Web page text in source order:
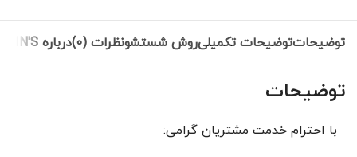
توضیحاتتوضیحات تکمیلیروش شستشونظرات (0) درباره COLIN'S
توضیحات
با احترام خدمت مشتریان گرامی: